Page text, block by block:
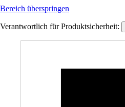
Bereich überspringen
Verantwortlich für Produktsicherheit: